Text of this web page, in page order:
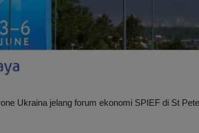
Ukraina jelang forum ekonomi SPIEF di St